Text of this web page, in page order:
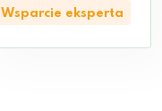
Wsparcie eksperta